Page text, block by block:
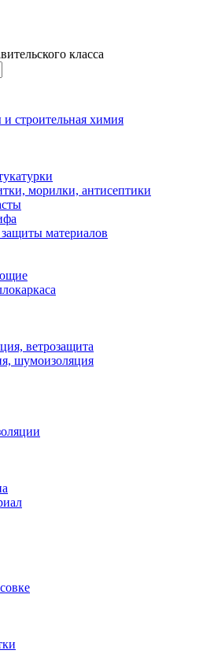
класса
строительная химия
морилки, антисептики
материалов
ветрозащита
шумоизоляция